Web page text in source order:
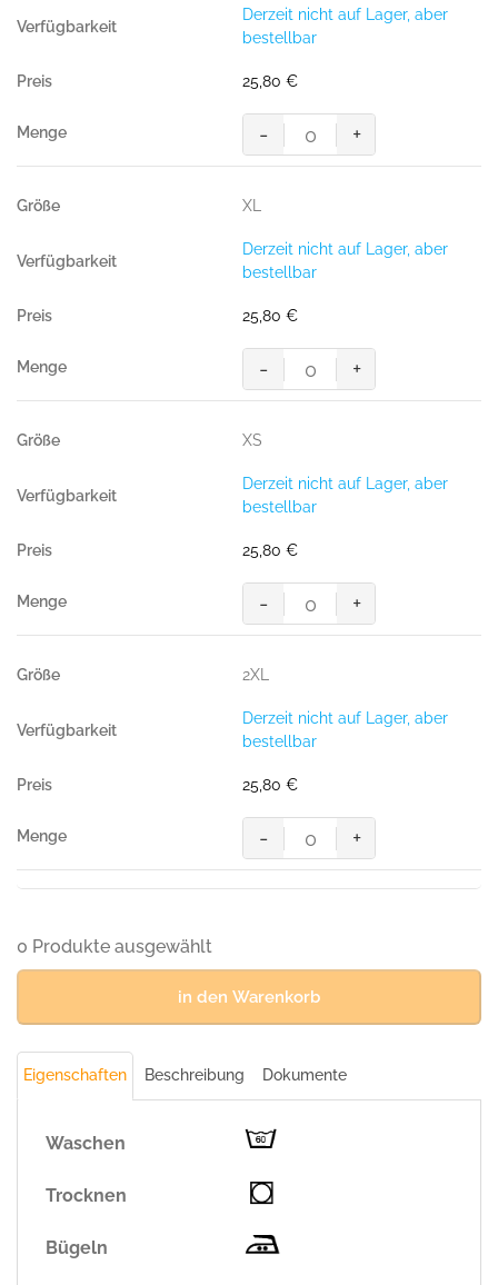
g/m²)
Derzeit nicht auf Lager, aber
bestellbar
25,80 €
Sweatshirt
Premium,
(70%
BW/30%
g/m²)
- +
XL
Derzeit nicht auf Lager, aber
bestellbar
25,80 €
Sweatshirt
Premium,
(70%
BW/30%
g/m²)
- +
XS
Derzeit nicht auf Lager, aber
bestellbar
25,80 €
Sweatshirt
Premium,
(70%
BW/30%
g/m²)
- +
2XL
Derzeit nicht auf Lager, aber
bestellbar
25,80 €
Sweatshirt
Premium,
ANTHRAZIT
300
- +
0 Produkte ausgewählt
in den Warenkorb
Eigenschaften Beschreibung Dokumente
Waschen
Trocknen
Bügeln